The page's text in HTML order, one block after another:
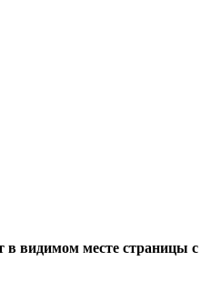
в видимом месте страницы с